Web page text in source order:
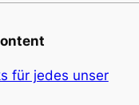
für jedes unser